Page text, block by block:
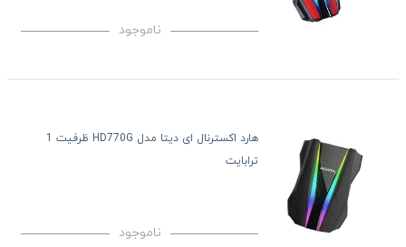
ناموجود
هارد اکسترنال ای دیتا مدل HD770G ظرفیت 1
ترابایت
ناموجود